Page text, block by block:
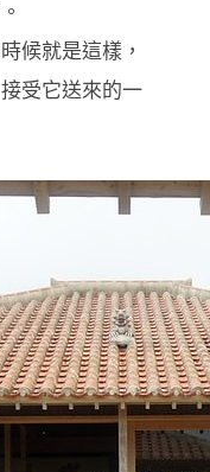
候就是這樣，
受它送來的一